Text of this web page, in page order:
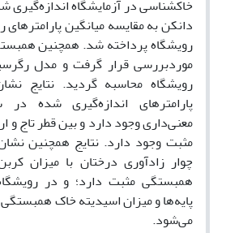
خاکشناسی در آزمایشگاه اندازه‌گیری
دانکن به مقایسه میانگین
رویشگاه پرداخته شد. همچنین
موردبررسی قرار گرفت و مدل
رویشگاه محاسبه گردید. نتایج
پارامترهای اندازه‌گیری شده
معنی‌داری وجود دارد و بین قطر تاج و
مثبت وجود دارد. نتایج همچنین
چوار زادآوری درختان با میزان
همبستگی مثبت دارد؛ و در
پایه‌ها و میزان اسیدیته خاک
می‌شود.